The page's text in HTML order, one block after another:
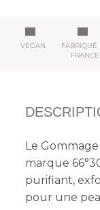
VEGAN
FABRIQUÉ
FRANCE
Le
marque
purifiant,
pour une